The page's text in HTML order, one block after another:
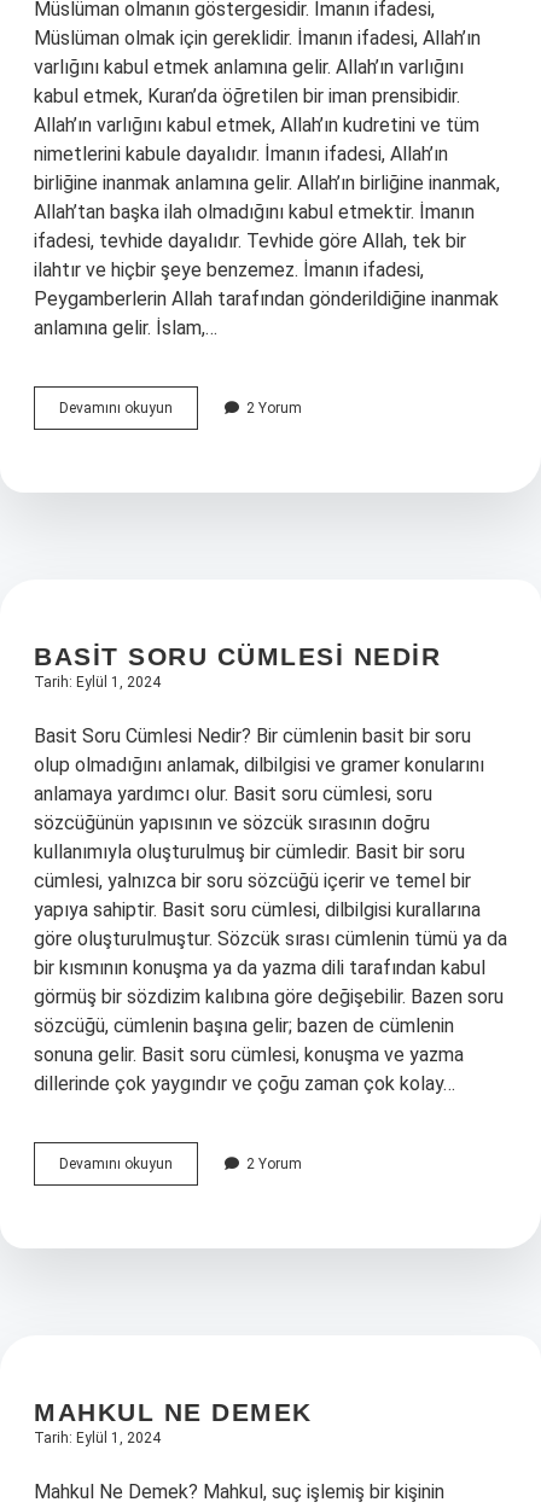
Müslüman olmanın göstergesidir. İmanın ifadesi,
Müslüman olmak için gereklidir. İmanın ifadesi, Allah’ın
varlığını kabul etmek anlamına gelir. Allah’ın varlığını
kabul etmek, Kuran’da öğretilen bir iman prensibidir.
Allah’ın varlığını kabul etmek, Allah’ın kudretini ve tüm
nimetlerini kabule dayalıdır. İmanın ifadesi, Allah’ın
birliğine inanmak anlamına gelir. Allah’ın birliğine inanmak,
Allah’tan başka ilah olmadığını kabul etmektir. İmanın
ifadesi, tevhide dayalıdır. Tevhide göre Allah, tek bir
ilahtır ve hiçbir şeye benzemez. İmanın ifadesi,
Peygamberlerin Allah tarafından gönderildiğine inanmak
anlamına gelir. İslam,…
Devamını okuyun
ikinci
2 Yorum
BASIT SORU CÜMLESI NEDIR
Tarih: Eylül 1, 2024
Basit Soru Cümlesi Nedir? Bir cümlenin basit bir soru
olup olmadığını anlamak, dilbilgisi ve gramer konularını
anlamaya yardımcı olur. Basit soru cümlesi, soru
sözcüğünün yapısının ve sözcük sırasının doğru
kullanımıyla oluşturulmuş bir cümledir. Basit bir soru
cümlesi, yalnızca bir soru sözcüğü içerir ve temel bir
yapıya sahiptir. Basit soru cümlesi, dilbilgisi kurallarına
göre oluşturulmuştur. Sözcük sırası cümlenin tümü ya da
bir kısmının konuşma ya da yazma dili tarafından kabul
görmüş bir sözdizim kalıbına göre değişebilir. Bazen soru
sözcüğü, cümlenin başına gelir; bazen de cümlenin
sonuna gelir. Basit soru cümlesi, konuşma ve yazma
dillerinde çok yaygındır ve çoğu zaman çok kolay…
Devamını okuyun
soru
2 Yorum
MAHKUL NE DEMEK
Tarih: Eylül 1, 2024
Mahkul Ne Demek? Mahkul, suç işlemiş bir kişinin